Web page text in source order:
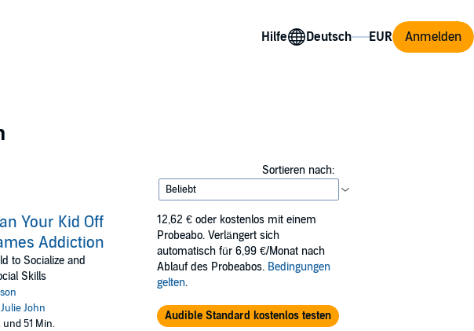
Hilfe Anmelden
Sortieren nach:
Your Kid Off
Addiction
to Socialize and
Skills
Julie John
und 51 Min.
12,62 € oder kostenlos mit einem
Probeabo. Verlängert sich
automatisch für 6,99 €/Monat nach
Ablauf des Probeabos. Bedingungen
gelten.
Audible Standard kostenlos testen